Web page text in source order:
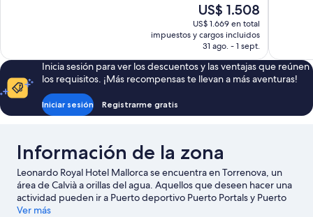
El
precio
actual
es
de
US$ 1.508
US$ 1.508
US$ 1.669 en total
impuestos y cargos incluidos
31 ago. - 1 sept.
Inicia sesión para ver los descuentos y las ventajas que reúnen
los requisitos. ¡Más recompensas te llevan a más aventuras!
Iniciar sesión Registrarme gratis
Información de la zona
Leonardo Royal Hotel Mallorca se encuentra en Torrenova, un
área de Calvià a orillas del agua. Aquellos que deseen hacer una
actividad pueden ir a Puerto deportivo Puerto Portals y Puerto
de Palma de Mallorca, mientras que quienes quieran apreciar la
Ver más